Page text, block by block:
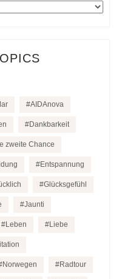
AIDAnova
Dankbarkeit
zweite Chance
Entspannung
Glücksgefühl
Jaunti
Leben Liebe
Norwegen Radtour